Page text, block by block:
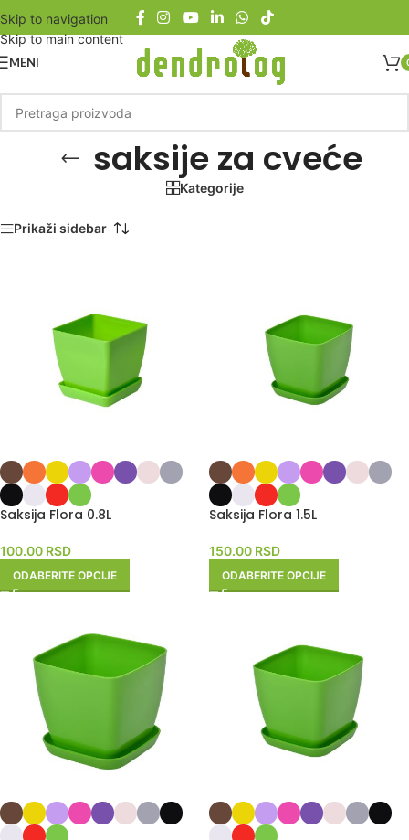
Skip to navigation
Skip to main content
MENI
saksije za cveće
Kategorije
Prikaži sidebar
Saksija Flora 0.8L
100.00 RSD
ODABERITE OPCIJE
Saksija Flora 1.5L
150.00 RSD
ODABERITE OPCIJE